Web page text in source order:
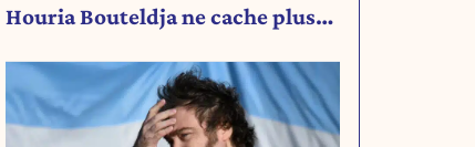
Houria Bouteldja ne cache plus